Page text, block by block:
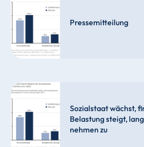
Pressemitteilung
Sozialstaat wächst,
Belastung steigt,
nehmen zu